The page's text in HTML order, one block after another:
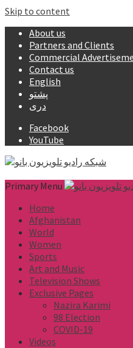
Skip to content
About us
Partners and Clients
Commercial
Contact us
English
پشتو
دری
Facebook
YouTube
Primary Menu
Home
Afghanistan
World
Women
Sports
Art and Music
Television Shows
Exclusive Pages
Nazira Karimi
98 Election
COVID-19
Videos